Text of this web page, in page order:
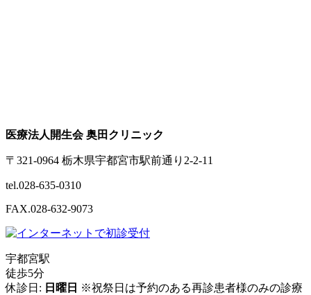
医療法人開生会 奥田クリニック
〒321-0964 栃木県宇都宮市駅前通り2-2-11
tel.028-635-0310
FAX.028-632-9073
宇都宮駅
徒歩5分
休診日: 日曜日 ※祝祭日は予約のある再診患者様のみの診療